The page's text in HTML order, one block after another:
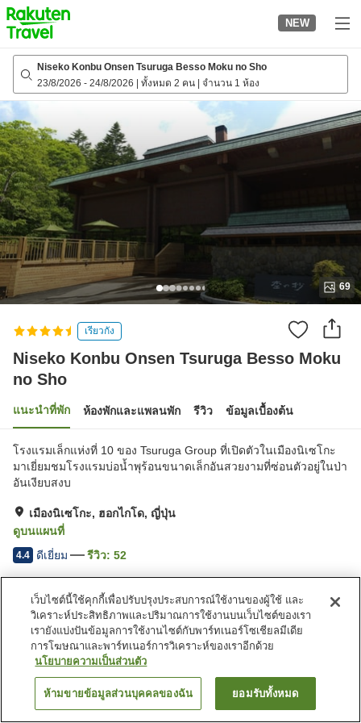
to
top
page
NEW
Niseko Konbu Onsen Tsuruga Besso Moku no Sho
23/8/2026 - 24/8/2026 ทั้งหมด 2 คน จำนวน 1 ห้อง
69
เรียวกัง
Niseko Konbu Onsen Tsuruga Besso Moku
no Sho
แนะนำที่พัก ห้องพักและแพลนพัก รีวิว ข้อมูลเบื้องต้น
โรงแรมเล็กแห่งที่ 10 ของ Tsuruga Group ที่เปิดตัวในเมืองนิเซโกะ
มาเยี่ยมชมโรงแรมบ่อน้ำพุร้อนขนาดเล็กอันสวยงามที่ซ่อนตัวอยู่ในป่า
อันเงียบสงบ
เมืองนิเซโกะ, ฮอกไกโด, ญี่ปุ่น
ดูบนแผนที่
4.4 ดีเยี่ยม รีวิว: 52
สิ่งอำนวยความสะดวกในที่พัก
ที่จอดรถ
ซาวน่า
สปา/บิวตี้ซาลอน
ห้องอาหารส่วนตัว
Niseko Konbu Onsen Tsuruga Besso Moku no Sho
ค้นหาห้องพัก
เว็บไซต์นี้ใช้คุกกี้เพื่อปรับปรุงประสบการณ์ใช้งานของผู้ใช้ และ
วิเคราะห์ประสิทธิภาพและปริมาณการใช้งานบนเว็บไซต์ของเรา
เรายังแบ่งปันข้อมูลการใช้งานไซต์กับพาร์ทเนอร์โซเชียลมีเดีย
การโฆษณาและพาร์ทเนอร์การวิเคราะห์ของเราอีกด้วย
นโยบายความเป็นส่วนตัว
ห้ามขายข้อมูลส่วนบุคคลของฉัน ยอมรับทั้งหมด